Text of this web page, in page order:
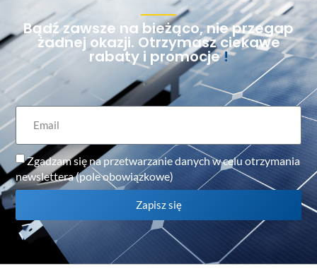
Bądź zawsze na bieżąco, nie przegap
żadnej okazji. Otrzymasz ciekawe
rabaty i promocje!
Zgadzam się na przetwarzanie danych w celu otrzymania
newslettera (pole obowiązkowe)
Zapisz się